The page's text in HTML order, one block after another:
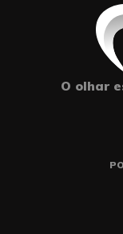
O olhar